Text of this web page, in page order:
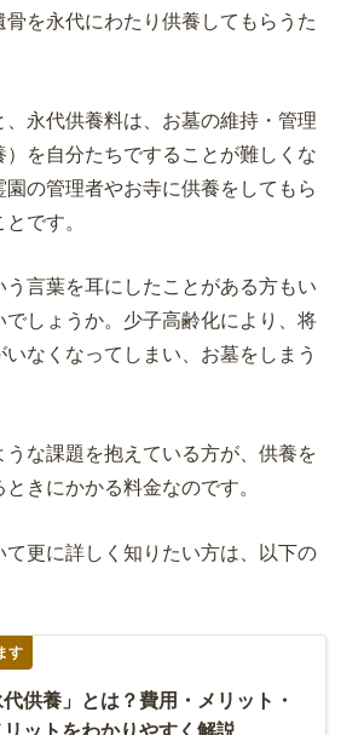
骨を永代にわたり供養してもらうた
、永代供養料は、お墓の維持・管理
）を自分たちですることが難しくな
園の管理者やお寺に供養をしてもら
です。
言葉を耳にしたことがある方もい
でしょうか。少子高齢化により、将
なくなってしまい、お墓をしまう
な課題を抱えている方が、供養を
きにかかる料金なのです。
て更に詳しく知りたい方は、以下の
す
代供養」とは？費用・メリット・